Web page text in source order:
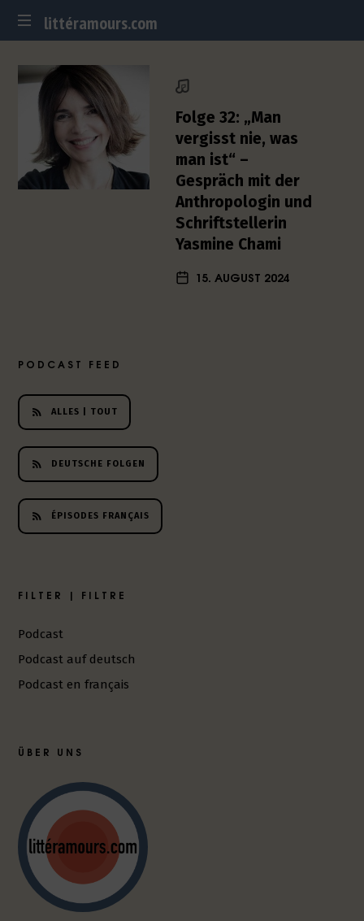
littéramours.com
littéramours.com
e
h
c
e
L
i
e
r
t
-
c
a
Folge 32: „Man
vergisst nie, was
man ist“ –
Gespräch mit der
Anthropologin und
Schriftstellerin
Yasmine Chami
15. AUGUST 2024
PODCAST FEED
ALLES | TOUT
DEUTSCHE FOLGEN
ÉPISODES FRANÇAIS
FILTER | FILTRE
Podcast
Podcast auf deutsch
Podcast en français
ÜBER UNS